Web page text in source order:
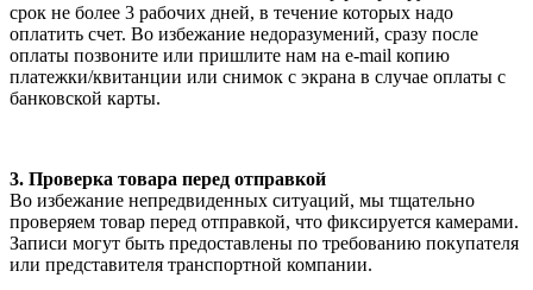
срок не более 3 рабочих дней, в течение которых надо
оплатить счет. Во избежание недоразумений, сразу после
оплаты позвоните или пришлите нам на e-mail копию
платежки/квитанции или снимок с экрана в случае оплаты с
банковской карты.
3. Проверка товара перед отправкой
Во избежание непредвиденных ситуаций, мы тщательно
проверяем товар перед отправкой, что фиксируется камерами.
Записи могут быть предоставлены по требованию покупателя
или представителя транспортной компании.